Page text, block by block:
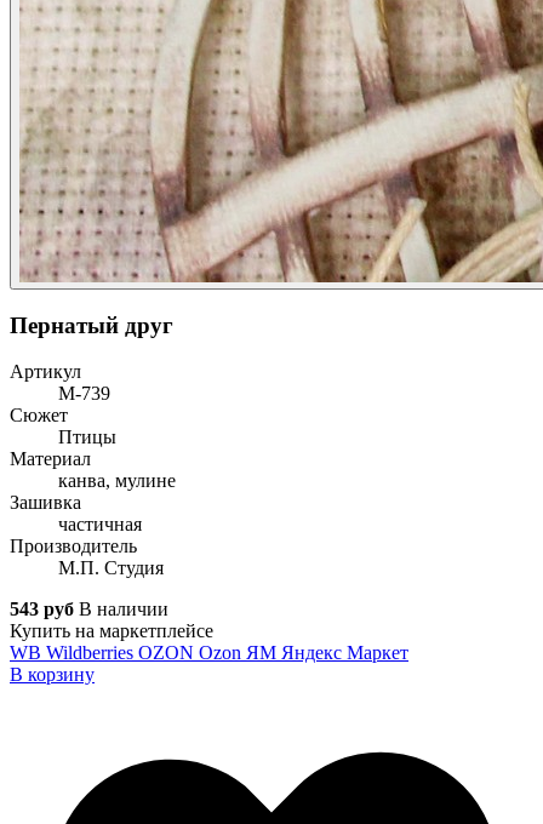
Пернатый друг
Артикул
М-739
Сюжет
Птицы
Материал
канва, мулине
Зашивка
частичная
Производитель
М.П. Студия
543 руб В наличии
Купить на маркетплейсе
WB Wildberries OZON Ozon ЯМ Яндекс Маркет
В корзину